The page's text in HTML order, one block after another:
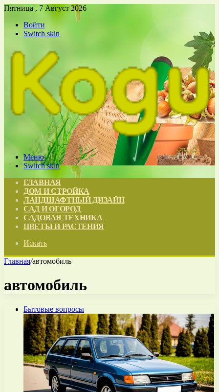
Пятница , 7 Август 2026
Войти
Switch skin
Меню
Switch skin
ГЛАВНАЯ
ДОМ И СТРОЙКА
ЛАНДШАФТНЫЙ ДИЗАЙН
САД И ОГОРОД
САДОВАЯ ТЕХНИКА
ЦВЕТЫ И РАСТЕНИЯ
Искать
Главная/автомобиль
автомобиль
Бытовые вопросы